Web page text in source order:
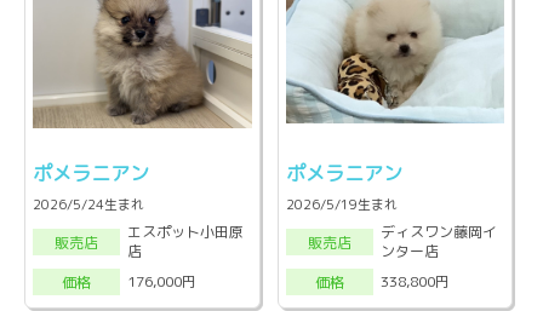
ポメラニアン
2026/5/24生まれ
販売店
エスポット小田原
店
価格
176,000円
ポメラニアン
2026/5/19生まれ
販売店
ディスワン藤岡イ
ンター店
価格
338,800円